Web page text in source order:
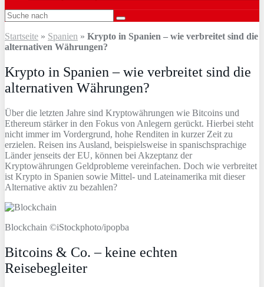
Startseite » Spanien » Krypto in Spanien – wie verbreitet sind die
alternativen Währungen?
Krypto in Spanien – wie verbreitet sind die
alternativen Währungen?
Über die letzten Jahre sind Kryptowährungen wie Bitcoins und
Ethereum stärker in den Fokus von Anlegern gerückt. Hierbei steht
nicht immer im Vordergrund, hohe Renditen in kurzer Zeit zu
erzielen. Reisen ins Ausland, beispielsweise in spanischsprachige
Länder jenseits der EU, können bei Akzeptanz der
Kryptowährungen Geldprobleme vereinfachen. Doch wie verbreitet
ist Krypto in Spanien sowie Mittel- und Lateinamerika mit dieser
Alternative aktiv zu bezahlen?
Blockchain ©iStockphoto/ipopba
Bitcoins & Co. – keine echten
Reisebegleiter